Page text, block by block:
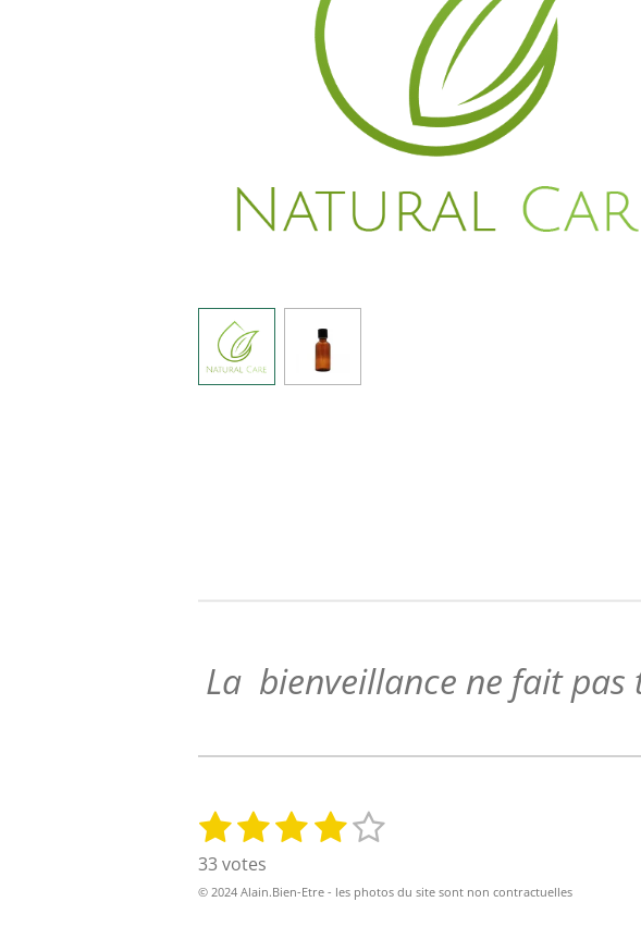
La bienveillance ne fait pas
É
v
a
l
1
é
t
2
é
t
3
t
4
t
5
t
E
o
33 votes
© 2024 Alain.Bien-Etre - les photos du site sont non contractuelles